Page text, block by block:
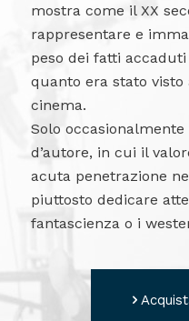
mostra come il XX
rappresentare e
peso dei fatti
quanto era stato
cinema.
Solo
d’autore, in cui il
acuta penetrazione
piuttosto dedicare
fantascienza o i